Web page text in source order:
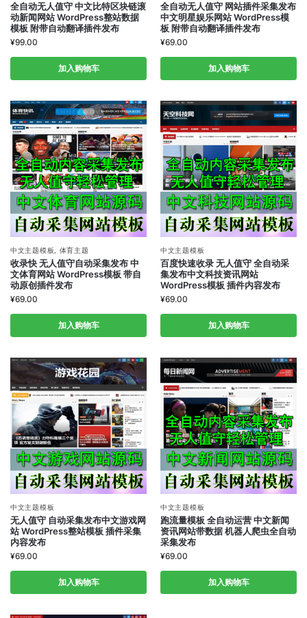
全自动无人值守 中文比特区块链滚
动新闻网站 WordPress整站数据
模板 附带自动翻译插件发布
¥99.00
加入购物车
全自动无人值守 网站插件采集发布
中文明星娱乐网站 WordPress模
板 附带自动翻译插件发布
¥69.00
加入购物车
中文主题模板, 体育主题
收录快 无人值守自动采集发布 中
文体育网站 WordPress模板 带自
动原创插件发布
¥69.00
加入购物车
中文主题模板
百度快速收录 无人值守 全自动采
集发布中文科技资讯网站
WordPress模板 插件内容发布
¥69.00
加入购物车
中文主题模板
无人值守 自动采集发布中文游戏网
站 WordPress整站模板 插件采集
内容发布
¥69.00
加入购物车
中文主题模板
跑流量模板 全自动运营 中文新闻
资讯网站带数据 机器人爬虫全自动
采集发布
¥69.00
加入购物车